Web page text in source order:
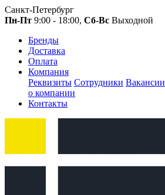
Санкт-Петербург
Пн-Пт 9:00 - 18:00, Сб-Вс Выходной
Бренды
Доставка
Оплата
Компания
Реквизиты Сотрудники Вакансии
о компании
Контакты